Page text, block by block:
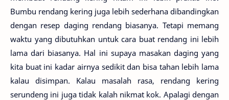
Bumbu rendang kering juga lebih sederhana dibandingkan
dengan resep daging rendang biasanya. Tetapi memang
waktu yang dibutuhkan untuk cara buat rendang ini lebih
lama dari biasanya. Hal ini supaya masakan daging yang
kita buat ini kadar airnya sedikit dan bisa tahan lebih lama
kalau disimpan. Kalau masalah rasa, rendang kering
serundeng ini juga tidak kalah nikmat kok. Apalagi dengan